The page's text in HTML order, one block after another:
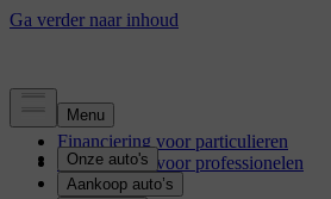
Financiering voor particulieren
Financiering voor professionelen